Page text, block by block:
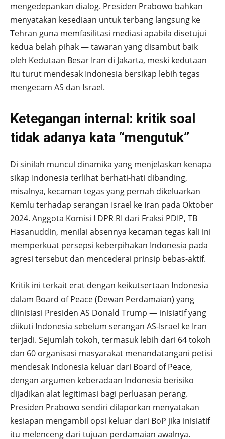
mengedepankan dialog. Presiden Prabowo bahkan
menyatakan kesediaan untuk terbang langsung ke
Tehran guna memfasilitasi mediasi apabila disetujui
kedua belah pihak — tawaran yang disambut baik
oleh Kedutaan Besar Iran di Jakarta, meski kedutaan
itu turut mendesak Indonesia bersikap lebih tegas
mengecam AS dan Israel.
Ketegangan internal: kritik soal
tidak adanya kata “mengutuk”
Di sinilah muncul dinamika yang menjelaskan kenapa
sikap Indonesia terlihat berhati-hati dibanding,
misalnya, kecaman tegas yang pernah dikeluarkan
Kemlu terhadap serangan Israel ke Iran pada Oktober
2024. Anggota Komisi I DPR RI dari Fraksi PDIP, TB
Hasanuddin, menilai absennya kecaman tegas kali ini
memperkuat persepsi keberpihakan Indonesia pada
agresi tersebut dan mencederai prinsip bebas-aktif.
Kritik ini terkait erat dengan keikutsertaan Indonesia
dalam Board of Peace (Dewan Perdamaian) yang
diinisiasi Presiden AS Donald Trump — inisiatif yang
diikuti Indonesia sebelum serangan AS-Israel ke Iran
terjadi. Sejumlah tokoh, termasuk lebih dari 64 tokoh
dan 60 organisasi masyarakat menandatangani petisi
mendesak Indonesia keluar dari Board of Peace,
dengan argumen keberadaan Indonesia berisiko
dijadikan alat legitimasi bagi perluasan perang.
Presiden Prabowo sendiri dilaporkan menyatakan
kesiapan mengambil opsi keluar dari BoP jika inisiatif
itu melenceng dari tujuan perdamaian awalnya.